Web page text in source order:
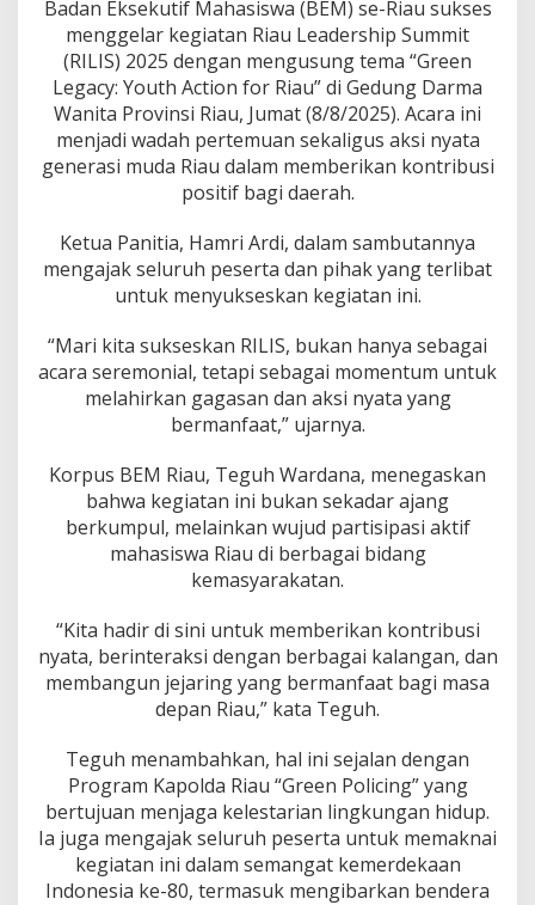
t
2
0
2
5
:
G
r
e
n
L
e
g
c
y
,
Y
o
t
h
A
c
t
i
n
f
o
r
R
a
u
Badan Eksekutif Mahasiswa (BEM) se-Riau sukses
menggelar kegiatan Riau Leadership Summit
(RILIS) 2025 dengan mengusung tema “Green
Legacy: Youth Action for Riau” di Gedung Darma
Wanita Provinsi Riau, Jumat (8/8/2025). Acara ini
menjadi wadah pertemuan sekaligus aksi nyata
generasi muda Riau dalam memberikan kontribusi
positif bagi daerah.
Ketua Panitia, Hamri Ardi, dalam sambutannya
mengajak seluruh peserta dan pihak yang terlibat
untuk menyukseskan kegiatan ini.
“Mari kita sukseskan RILIS, bukan hanya sebagai
acara seremonial, tetapi sebagai momentum untuk
melahirkan gagasan dan aksi nyata yang
bermanfaat,” ujarnya.
Korpus BEM Riau, Teguh Wardana, menegaskan
bahwa kegiatan ini bukan sekadar ajang
berkumpul, melainkan wujud partisipasi aktif
mahasiswa Riau di berbagai bidang
kemasyarakatan.
“Kita hadir di sini untuk memberikan kontribusi
nyata, berinteraksi dengan berbagai kalangan, dan
membangun jejaring yang bermanfaat bagi masa
depan Riau,” kata Teguh.
Teguh menambahkan, hal ini sejalan dengan
Program Kapolda Riau “Green Policing” yang
bertujuan menjaga kelestarian lingkungan hidup.
Ia juga mengajak seluruh peserta untuk memaknai
kegiatan ini dalam semangat kemerdekaan
Indonesia ke-80, termasuk mengibarkan bendera